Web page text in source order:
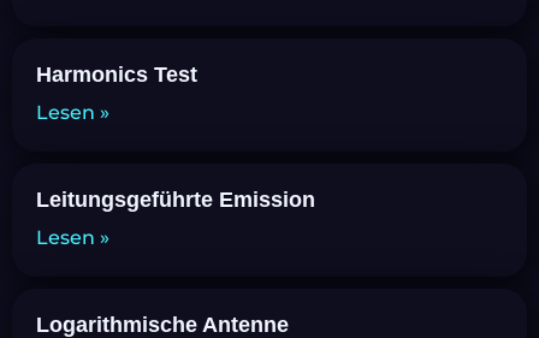
Harmonics Test
Lesen »
Leitungsgeführte Emission
Lesen »
Logarithmische Antenne